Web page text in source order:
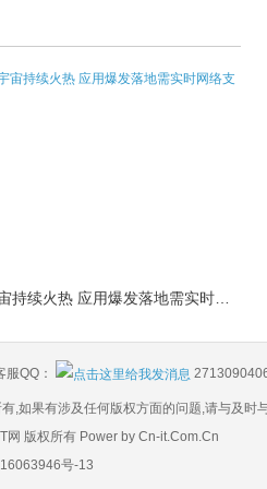
元宇宙持续火热 应用爆发落地需实时网络支撑
服QQ：
,如果有涉及任何版权方面的问题,请与及时
版权所有 Power by Cn-it.Com.Cn
号-13